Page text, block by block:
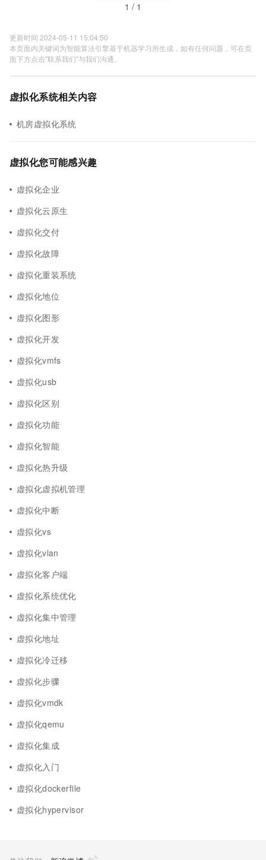
1 / 1
更新时间 2024-05-11 15:04:50
本页面内关键词为智能算法引擎基于机器学习所生成，如有任何问题，可在页
面下方点击"联系我们"与我们沟通。
虚拟化系统相关内容
机房虚拟化系统
虚拟化您可能感兴趣
虚拟化企业
虚拟化云原生
虚拟化交付
虚拟化故障
虚拟化重装系统
虚拟化地位
虚拟化图形
虚拟化开发
虚拟化vmfs
虚拟化usb
虚拟化区别
虚拟化功能
虚拟化智能
虚拟化热升级
虚拟化虚拟机管理
虚拟化中断
虚拟化vs
虚拟化vlan
虚拟化客户端
虚拟化系统优化
虚拟化集中管理
虚拟化地址
虚拟化冷迁移
虚拟化步骤
虚拟化vmdk
虚拟化qemu
虚拟化集成
虚拟化入门
虚拟化dockerfile
虚拟化hypervisor